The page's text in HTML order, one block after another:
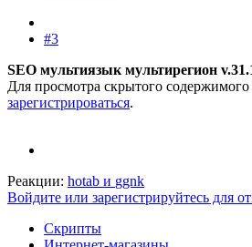
#3
SEO мультиязык мультирегион
Для просмотра скрытого
зарегистрироваться.
Реакции: hotab и ggnk
Войдите или зарегистрируйтесь для
Скрипты